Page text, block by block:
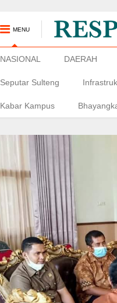
MENU
NASIONAL DAERAH
Seputar Sulteng
Kabar Kampus